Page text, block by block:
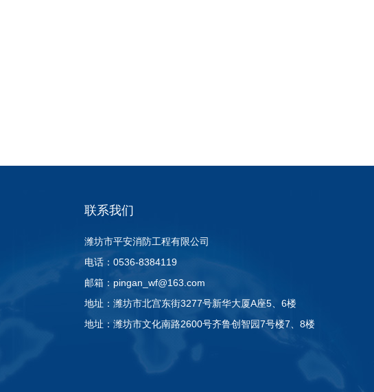
联系我们
潍坊市平安消防工程有限公司
电话：0536-8384119
邮箱： pingan_wf@163.com
地址：潍坊市北宫东街3277号新华大厦A座5、6楼
地址：潍坊市文化南路2600号齐鲁创智园7号楼7、8楼